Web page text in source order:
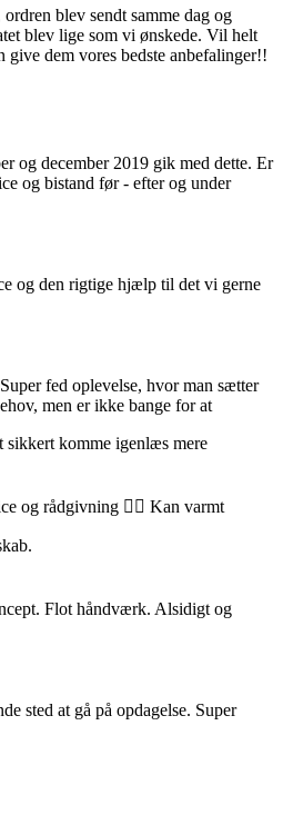
blev sendtsamme dag og
blev lige som vi ønskede. Vil helt
give dem vores bedste anbefalinger!!
og december 2019 gik med dette. Er
og bistand før - efter og under
og den rigtige hjælp til det vi gerne
fed oplevelse, hvor man sætter
men erikke bange for at
sikkert komme igenlæs mere
og rådgivning 👌🏼 Kan varmt
Flot håndværk. Alsidigt og
sted at gå på opdagelse. Super